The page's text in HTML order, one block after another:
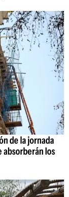
de la jornada
los